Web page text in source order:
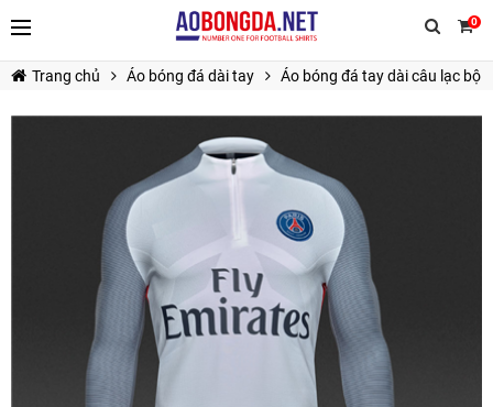
0
TIẾP TỤC MUA HÀNG
Trang chủ Áo bóng đá dài tay Áo bóng đá tay dài câu lạc bộ